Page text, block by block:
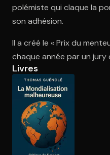
Ouvre l'app Appareil
polémiste qui claque la
son adhésion.
Il a créé le « Prix du
chaque année par un jury
Livres